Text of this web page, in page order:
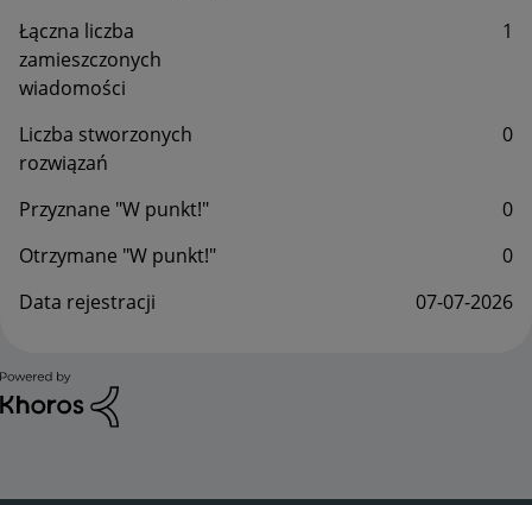
Łączna liczba
zamieszczonych
wiadomości
1
Liczba stworzonych
rozwiązań
0
Przyznane "W punkt!"
0
Otrzymane "W punkt!"
0
Data rejestracji
‎07-07-2026